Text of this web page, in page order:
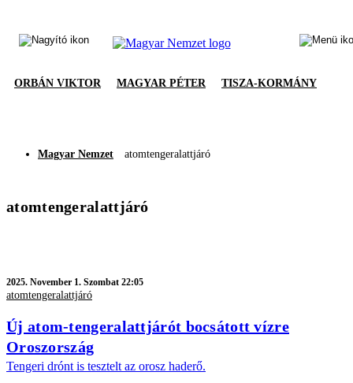
ORBÁN VIKTOR MAGYAR PÉTER TISZA-KORMÁNY
Magyar Nemzet atomtengeralattjáró
atomtengeralattjáró
2025. November 1. Szombat 22:05
atomtengeralattjáró
Új atom-tengeralattjárót bocsátott vízre
Oroszország
Tengeri drónt is tesztelt az orosz haderő.